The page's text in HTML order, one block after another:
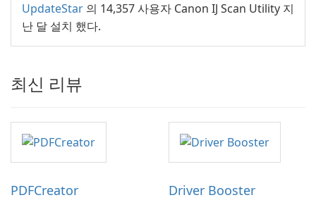
UpdateStar 의 14,357 사용자 Canon IJ Scan Utility 지
난 달 설치 했다.
최신 리뷰
PDFCreator Driver Booster